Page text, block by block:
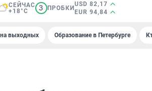
СЕЙЧАС
+18°C
3 ПРОБКИ
USD 82,17
EUR 94,84
на выходных Образование в Петербурге